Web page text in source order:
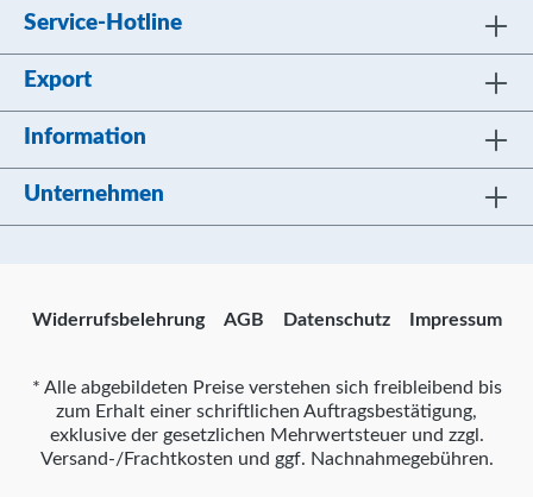
Service-Hotline
Export
Information
Unternehmen
Widerrufsbelehrung AGB Datenschutz Impressum
* Alle abgebildeten Preise verstehen sich freibleibend bis
zum Erhalt einer schriftlichen Auftragsbestätigung,
exklusive der gesetzlichen Mehrwertsteuer und zzgl.
Versand-/Frachtkosten und ggf. Nachnahmegebühren.